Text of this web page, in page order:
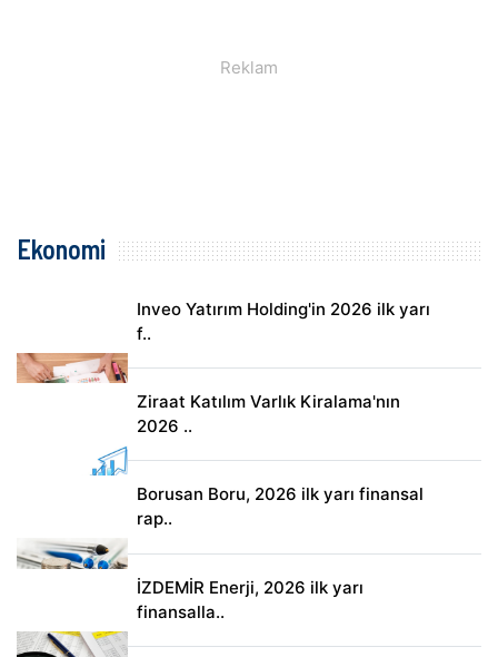
Ekonomi
Inveo Yatırım Holding'in 2026 ilk yarı
f..
Ziraat Katılım Varlık Kiralama'nın
2026 ..
Borusan Boru, 2026 ilk yarı finansal
rap..
İZDEMİR Enerji, 2026 ilk yarı
finansalla..